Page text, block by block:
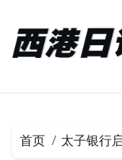
首页 太子银行